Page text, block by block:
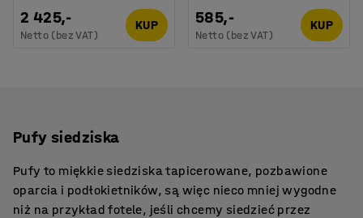
2 425,-
Netto (bez VAT)
KUP 585,-
Netto (bez VAT)
KUP
Pufy siedziska
Pufy to miękkie siedziska tapicerowane, pozbawione
oparcia i podłokietników, są więc nieco mniej wygodne
niż na przykład fotele, jeśli chcemy siedzieć przez